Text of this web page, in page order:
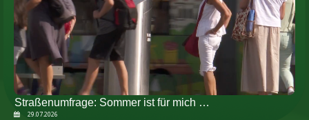
Straßenumfrage: Sommer ist für mich …
29.07.2026